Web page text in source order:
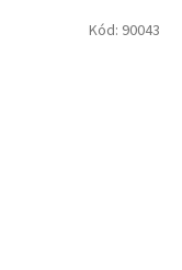
Kód: 90043